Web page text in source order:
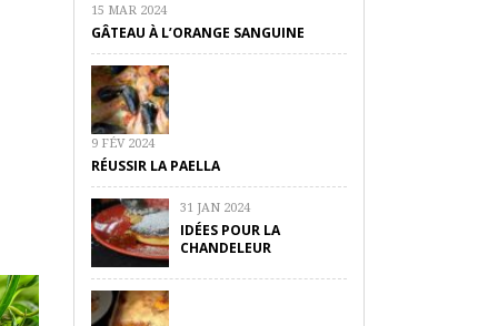
15 MAR 2024
GÂTEAU À L’ORANGE SANGUINE
9 FÉV 2024
RÉUSSIR LA PAELLA
31 JAN 2024
IDÉES POUR LA
CHANDELEUR